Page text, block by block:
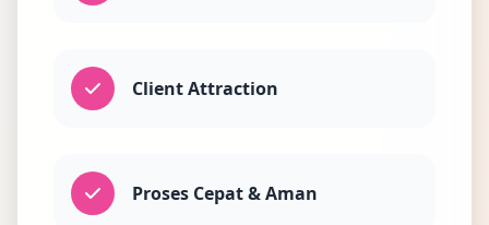
Client Attraction
Proses Cepat & Aman